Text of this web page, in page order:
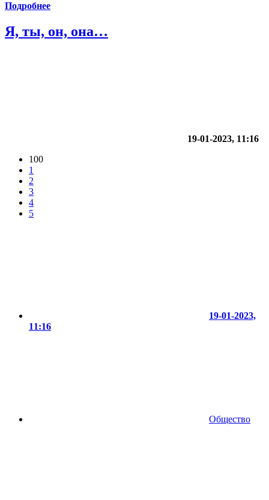
Подробнее
Я, ты, он, она…
19-01-2023, 11:16
100
1
2
3
4
5
19-01-2023,
11:16
Общество